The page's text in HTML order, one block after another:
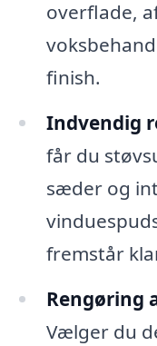
overflade,
finish.
Indvendig
får du
sæder og
fremstår
Rengøring
Vælger du